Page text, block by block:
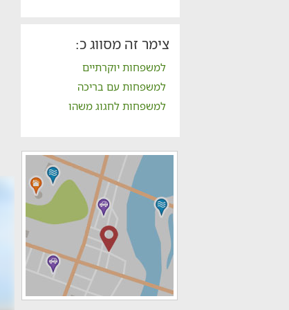
צימר זה מסווג כ:
למשפחות יוקרתיים
למשפחות עם בריכה
למשפחות לחגוג משהו